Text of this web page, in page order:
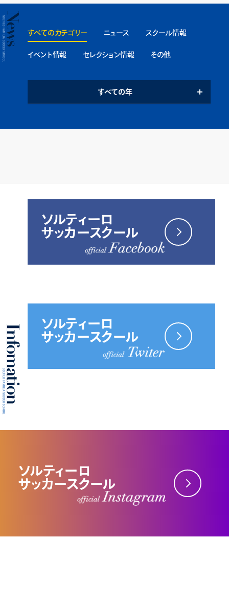
すべてのカテゴリー ニュース スクール情報
イベント情報 セレクション情報 その他
すべての年
ソルティーロ
サッカースクール
ソルティーロ
サッカースクール
ソルティーロ
サッカースクール